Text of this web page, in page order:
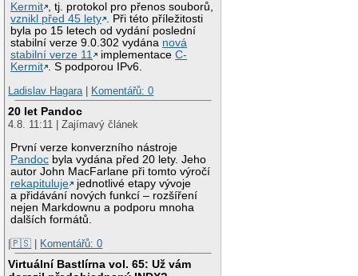
Kermit , tj. protokol pro přenos souborů,
vznikl před 45 lety . Při této příležitosti
byla po 15 letech od vydání poslední
stabilní verze 9.0.302 vydána nová
stabilní verze 11
implementaceC-
Kermit . S podporou IPv6.
Ladislav Hagara | Komentářů: 0
20 let Pandoc
4.8. 11:11 | Zajímavý článek
První verze konverzního nástroje
Pandoc byla vydána před 20 lety. Jeho
autor John MacFarlane při tomto výročí
rekapituluje
jednotlivé etapy vývoje
a přidávání nových funkcí – rozšíření
nejen Markdownu a podporu mnoha
dalších formátů.
|🇵🇸 | Komentářů: 0
Virtuální Bastlírna vol. 65: Už vám